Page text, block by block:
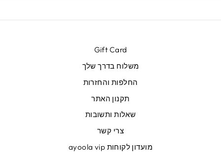
Gift Card
משלוח בדרך שלך
החלפות והחזרות
תקנון האתר
שאלות ותשובות
צרי קשר
מועדון לקוחות ayoola vip